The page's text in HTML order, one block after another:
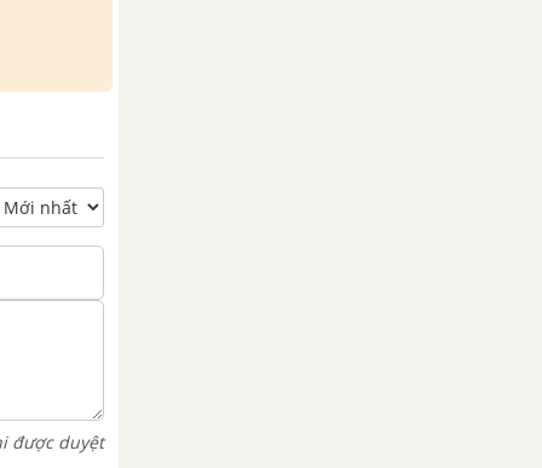
được duyệt